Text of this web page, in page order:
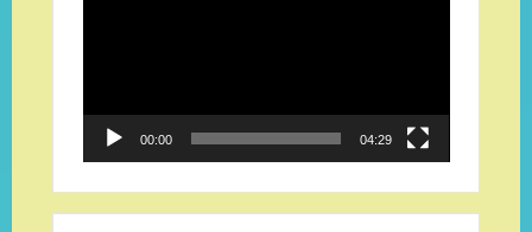
00:00 04:29